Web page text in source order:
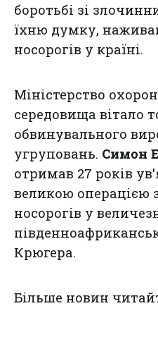
боротьбі зі
їхню думку,
носорогів у країні.
Міністерство
середовища вітало
обвинувального
угруповань. Симон
отримав 27 років
великою операцією
носорогів у
Крюгера.
Більше новин